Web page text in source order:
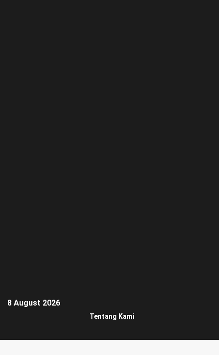
8 August 2026
Tentang Kami